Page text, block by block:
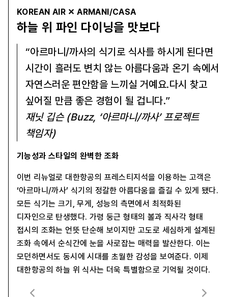
KOREAN AIR ✕ ARMANI/CASA
하늘 위 파인 다이닝을 맛보다
“아르마니/까사의 식기로 식사를 하시게 된다면
시간이 흘러도 변치 않는 아름다움과 온기 속에서
자연스러운 편안함을 느끼실 거예요.다시 찾고
싶어질 만큼 좋은 경험이 될 겁니다.”
재닛 깁슨 (Buzz, ‘아르마니/까사’ 프로젝트
책임자)
기능성과 스타일의 완벽한 조화
이번 리뉴얼로 대한항공의 프레스티지석을 이용하는 고객은
‘아르마니/까사’ 식기의 정갈한 아름다움을 즐길 수 있게 됐다.
모든 식기는 크기, 무게, 성능의 측면에서 최적화된
디자인으로 탄생했다. 가령 둥근 형태의 볼과 직사각 형태
접시의 조화는 언뜻 단순해 보이지만 고도로 세심하게 설계된
조화 속에서 순식간에 눈을 사로잡는 매력을 발산한다. 이는
모던하면서도 동시에 시대를 초월한 감성을 보여준다. 이제
대한항공의 하늘 위 식사는 더욱 특별함으로 기억될 것이다.